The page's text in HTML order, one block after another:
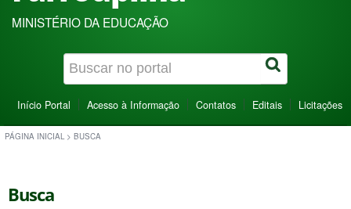
MINISTÉRIO DA EDUCAÇÃO
Início Portal Acesso à Informação Contatos Editais Licitações
PÁGINA INICIAL > BUSCA
Busca